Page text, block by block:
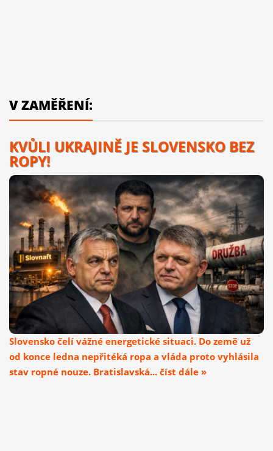
V ZAMĚŘENÍ:
KVŮLI UKRAJINĚ JE SLOVENSKO BEZ
ROPY!
Slovensko čelí vážné energetické situaci. Do země už
od konce ledna nepřitéká ropa a vláda proto vyhlásila
stav ropné nouze. Bratislavská... číst dále »